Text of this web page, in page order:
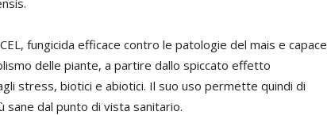
fungicida efficace contro le patologie del mais e capace
delle piante, a partire dallo spiccato effetto
stress, biotici e abiotici. Il suo uso permette quindi di
dal punto di vista sanitario.